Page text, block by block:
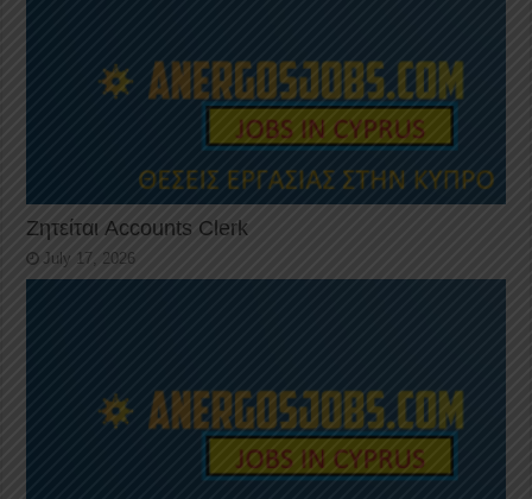
Ζητείται Accounts Clerk
July 17, 2026